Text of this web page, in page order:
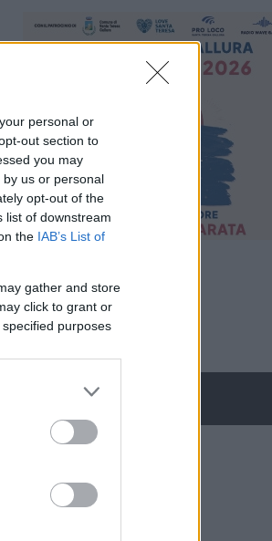
personal or
out section to
you may
us or personal
opt-out of the
list of downstream
the IAB’s List of
gather and store
click to grant or
purposes
NECROLOGIE